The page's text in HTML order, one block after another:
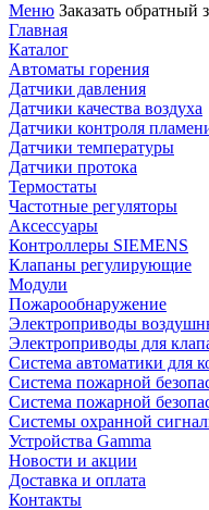
Меню Заказать обратный
Главная
Каталог
Автоматы горения
Датчики давления
Датчики качества воздуха
Датчики контроля
Датчики температуры
Датчики протока
Термостаты
Частотные регуляторы
Аксессуары
Контроллеры SIEMENS
Клапаны регулирующие
Модули
Пожарообнаружение
Электроприводы
Электроприводы для
Система автоматики для
Система пожарной
Система пожарной
Системы охранной
Устройства Gamma
Новости и акции
Доставка и оплата
Контакты